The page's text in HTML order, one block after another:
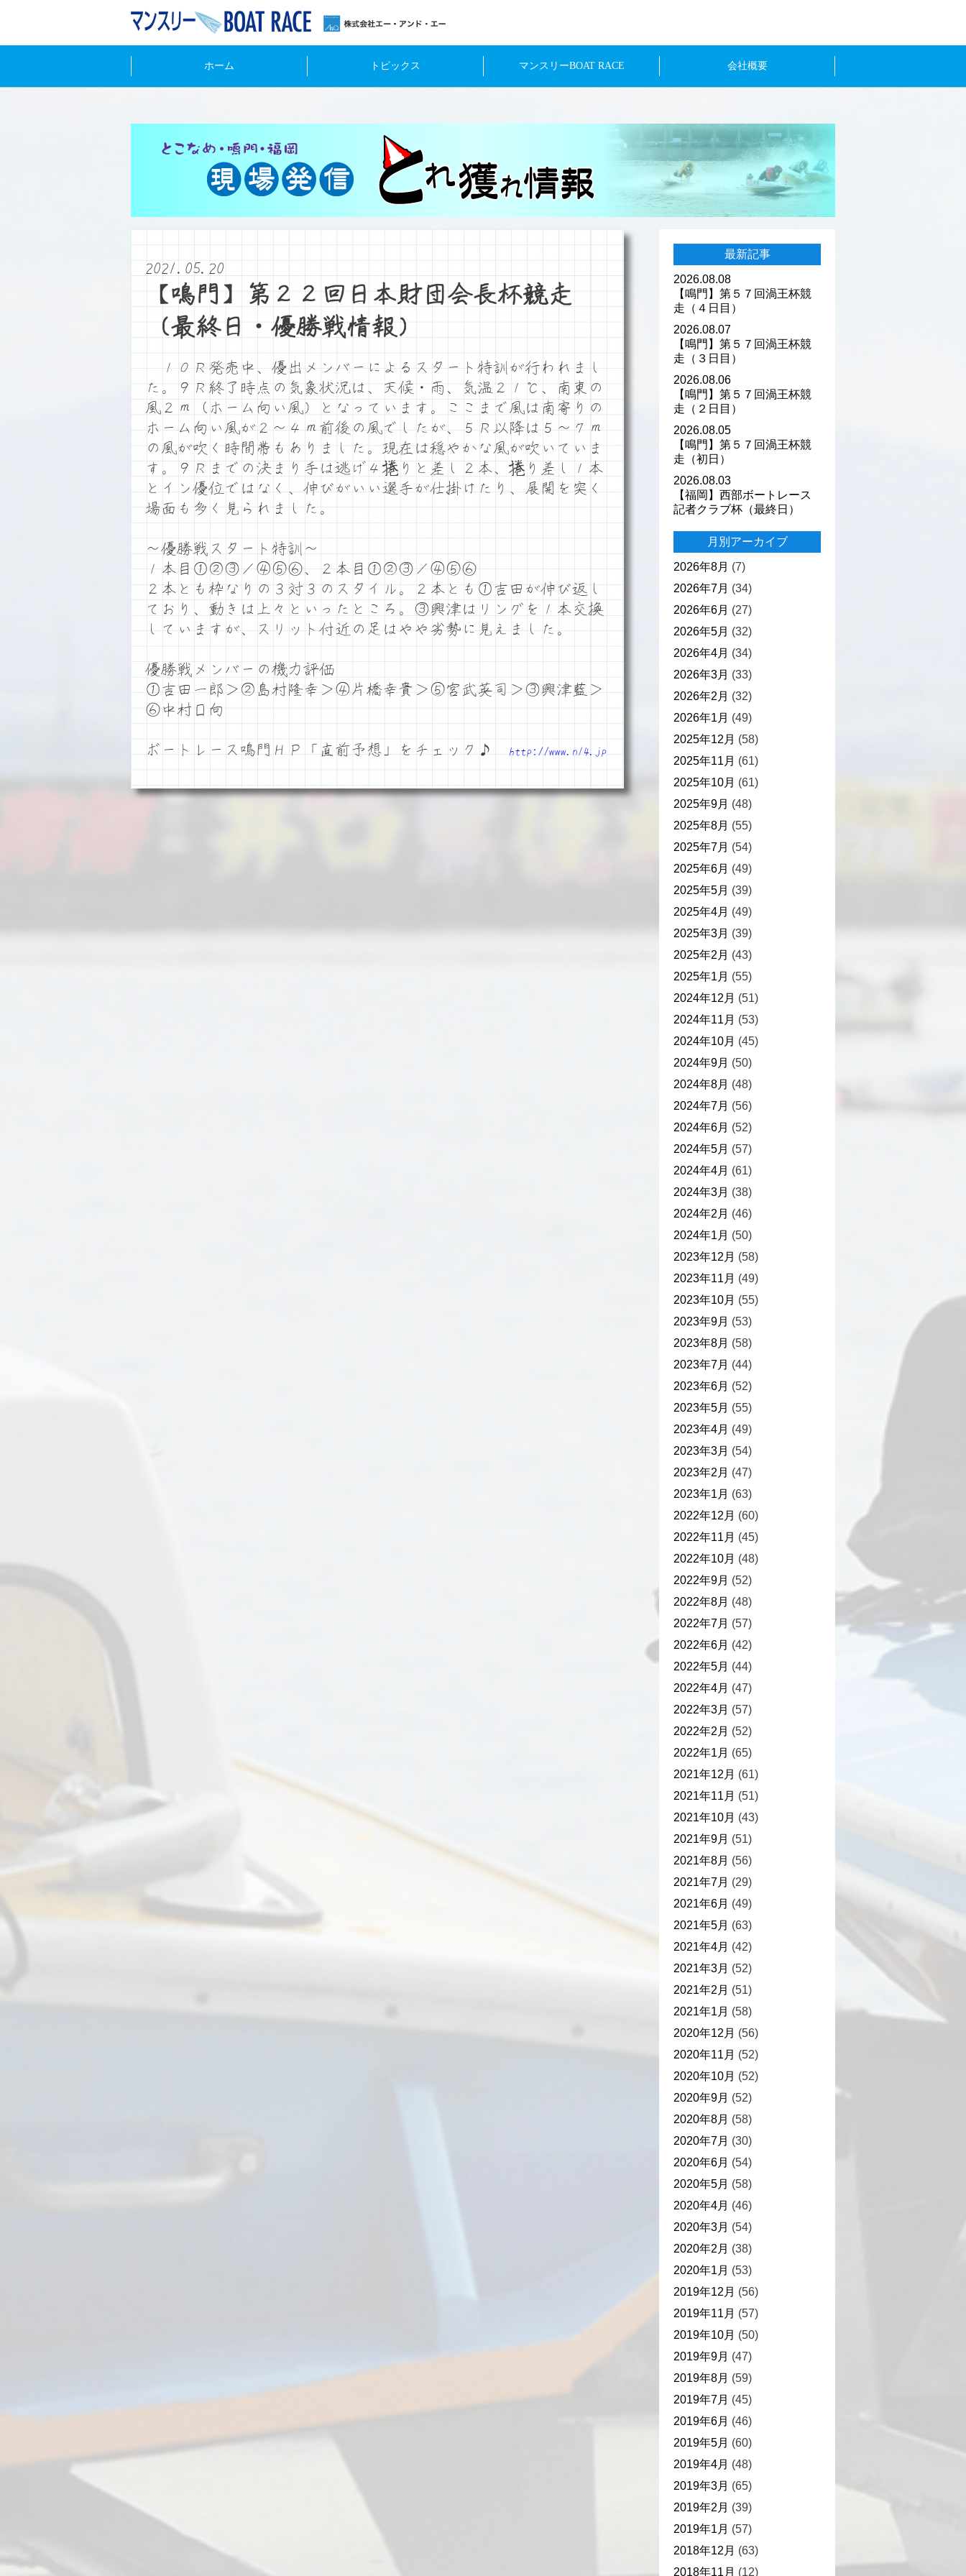
ホーム トピックス マンスリーBOAT RACE 会社概要
2021.05.20
【鳴門】第２２回日本財団会長杯競走
（最終日・優勝戦情報）
１０Ｒ発売中、優出メンバーによるスタート特訓が行われまし
た。９Ｒ終了時点の気象状況は、天候・雨、気温２１℃、南東の
風２ｍ（ホーム向い風）となっています。ここまで風は南寄りの
ホーム向い風が２～４ｍ前後の風でしたが、５Ｒ以降は５～７ｍ
の風が吹く時間帯もありました。現在は穏やかな風が吹いていま
す。９Ｒまでの決まり手は逃げ４捲りと差し２本、捲り差し１本
とイン優位ではなく、伸びがいい選手が仕掛けたり、展開を突く
場面も多く見られました。
～優勝戦スタート特訓～
１本目①②③／④⑤⑥、２本目①②③／④⑤⑥
２本とも枠なりの３対３のスタイル。２本とも①吉田が伸び返し
ており、動きは上々といったところ。③興津はリングを１本交換
していますが、スリット付近の足はやや劣勢に見えました。
優勝戦メンバーの機力評価
①吉田一郎＞②島村隆幸＞④片橋幸貴＞⑤宮武英司＞③興津藍＞
⑥中村日向
ボートレース鳴門ＨＰ「直前予想」をチェック♪ http://www.n14.jp
最新記事
2026.08.08
【鳴門】第５７回渦王杯競
走（４日目）
2026.08.07
【鳴門】第５７回渦王杯競
走（３日目）
2026.08.06
【鳴門】第５７回渦王杯競
走（２日目）
2026.08.05
【鳴門】第５７回渦王杯競
走（初日）
2026.08.03
【福岡】西部ボートレース
記者クラブ杯（最終日）
月別アーカイブ
2026年8月 (7)
2026年7月 (34)
2026年6月 (27)
2026年5月 (32)
2026年4月 (34)
2026年3月 (33)
2026年2月 (32)
2026年1月 (49)
2025年12月 (58)
2025年11月 (61)
2025年10月 (61)
2025年9月 (48)
2025年8月 (55)
2025年7月 (54)
2025年6月 (49)
2025年5月 (39)
2025年4月 (49)
2025年3月 (39)
2025年2月 (43)
2025年1月 (55)
2024年12月 (51)
2024年11月 (53)
2024年10月 (45)
2024年9月 (50)
2024年8月 (48)
2024年7月 (56)
2024年6月 (52)
2024年5月 (57)
2024年4月 (61)
2024年3月 (38)
2024年2月 (46)
2024年1月 (50)
2023年12月 (58)
2023年11月 (49)
2023年10月 (55)
2023年9月 (53)
2023年8月 (58)
2023年7月 (44)
2023年6月 (52)
2023年5月 (55)
2023年4月 (49)
2023年3月 (54)
2023年2月 (47)
2023年1月 (63)
2022年12月 (60)
2022年11月 (45)
2022年10月 (48)
2022年9月 (52)
2022年8月 (48)
2022年7月 (57)
2022年6月 (42)
2022年5月 (44)
2022年4月 (47)
2022年3月 (57)
2022年2月 (52)
2022年1月 (65)
2021年12月 (61)
2021年11月 (51)
2021年10月 (43)
2021年9月 (51)
2021年8月 (56)
2021年7月 (29)
2021年6月 (49)
2021年5月 (63)
2021年4月 (42)
2021年3月 (52)
2021年2月 (51)
2021年1月 (58)
2020年12月 (56)
2020年11月 (52)
2020年10月 (52)
2020年9月 (52)
2020年8月 (58)
2020年7月 (30)
2020年6月 (54)
2020年5月 (58)
2020年4月 (46)
2020年3月 (54)
2020年2月 (38)
2020年1月 (53)
2019年12月 (56)
2019年11月 (57)
2019年10月 (50)
2019年9月 (47)
2019年8月 (59)
2019年7月 (45)
2019年6月 (46)
2019年5月 (60)
2019年4月 (48)
2019年3月 (65)
2019年2月 (39)
2019年1月 (57)
2018年12月 (63)
2018年11月 (12)